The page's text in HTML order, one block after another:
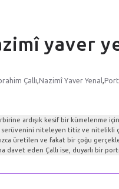
yaver
Çallı,Nazimî Yaver Yenal,
ardışık kesif bir kümelenme
serüvenini niteleyen titiz ve nitelikli
üretilen ve fakat bir çoğu
davet eden Çallı ise, duyarlı bir